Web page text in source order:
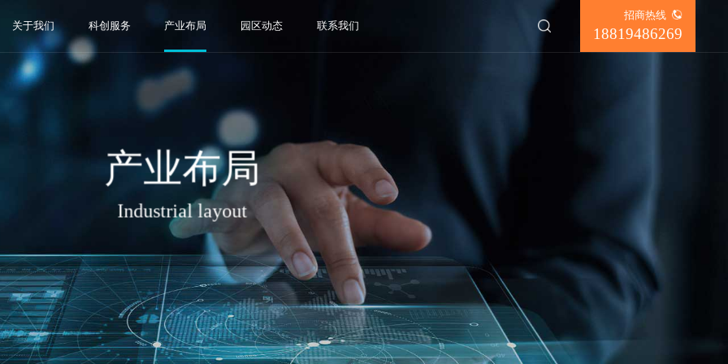
关于我们 科创服务 产业布局 园区动态 联系我们
招商热线
18819486269
产业布局
Industrial layout